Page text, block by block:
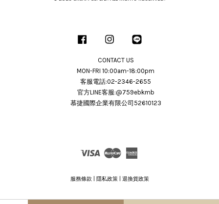
Facebook Instagram
CONTACT US
MON-FRI 10:00am-18:00pm
客服電話:02-2346-2655
官方LINE客服:@759ebkmb
慕捷國際企業有限公司52610123
Visa
服務條款 隱私政策| 退換貨政策